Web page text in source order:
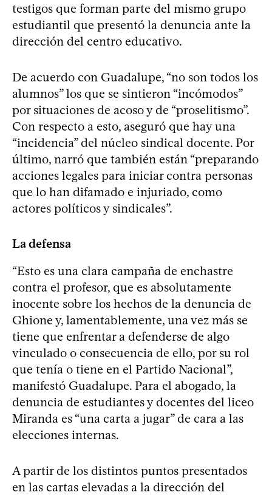
testigos que forman parte del mismo grupo
estudiantil que presentó la denuncia ante la
dirección del centro educativo.
De acuerdo con Guadalupe, “no son todos los
alumnos” los que se sintieron “incómodos”
por situaciones de acoso y de “proselitismo”.
Con respecto a esto, aseguró que hay una
“incidencia” del núcleo sindical docente. Por
último, narró que también están “preparando
acciones legales para iniciar contra personas
que lo han difamado e injuriado, como
actores políticos y sindicales”.
La defensa
“Esto es una clara campaña de enchastre
contra el profesor, que es absolutamente
inocente sobre los hechos de la denuncia de
Ghione y, lamentablemente, una vez más se
tiene que enfrentar a defenderse de algo
vinculado o consecuencia de ello, por su rol
que tenía o tiene en el Partido Nacional”,
manifestó Guadalupe. Para el abogado, la
denuncia de estudiantes y docentes del liceo
Miranda es “una carta a jugar” de cara a las
elecciones internas.
A partir de los distintos puntos presentados
en las cartas elevadas a la dirección del